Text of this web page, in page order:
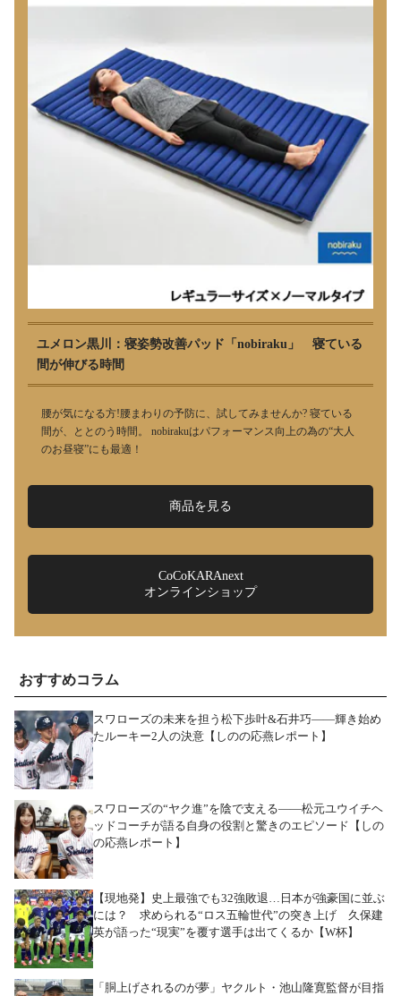
ユメロン黒川：寝姿勢改善パッド「nobiraku」 寝ている
間が伸びる時間
腰が気になる方!腰まわりの予防に、試してみませんか? 寝ている
間が、ととのう時間。 nobirakuはパフォーマンス向上の為の“大人
のお昼寝”にも最適！
商品を見る
CoCoKARAnext
オンラインショップ
おすすめコラム
スワローズの未来を担う松下歩叶&石井巧――輝き始め
たルーキー2人の決意【しのの応燕レポート】
スワローズの“ヤク進”を陰で支える――松元ユウイチヘ
ッドコーチが語る自身の役割と驚きのエピソード【しの
の応燕レポート】
【現地発】史上最強でも32強敗退…日本が強豪国に並ぶ
には？ 求められる“ロス五輪世代”の突き上げ 久保建
英が語った“現実”を覆す選手は出てくるか【W杯】
「胴上げされるのが夢」ヤクルト・池山隆寛監督が目指